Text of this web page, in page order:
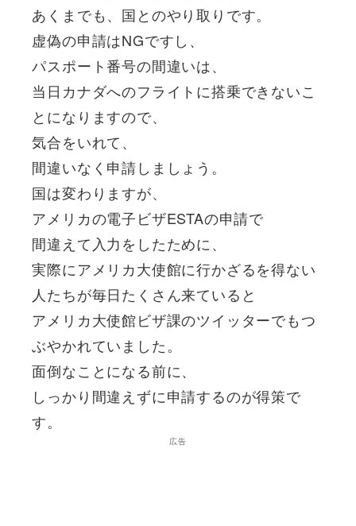
あくまでも、国とのやり取りです。
虚偽の申請はNGですし、
パスポート番号の間違いは、
当日カナダへのフライトに搭乗できないこ
とになりますので、
気合をいれて、
間違いなく申請しましょう。
国は変わりますが、
アメリカの電子ビザESTAの申請で
間違えて入力をしたために、
実際にアメリカ大使館に行かざるを得ない
人たちが毎日たくさん来ていると
アメリカ大使館ビザ課のツイッターでもつ
ぶやかれていました。
面倒なことになる前に、
しっかり間違えずに申請するのが得策で
す。
広告